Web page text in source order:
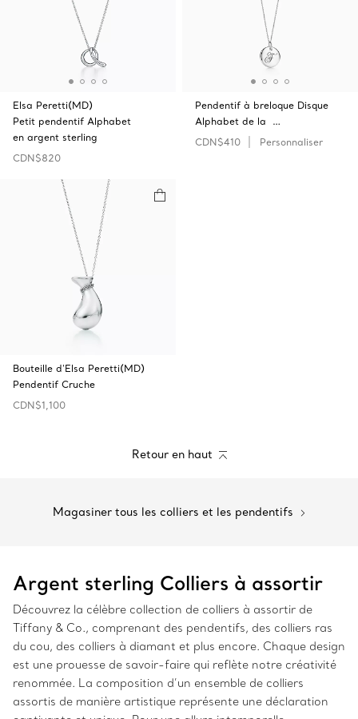
Elsa Peretti(MD)
Petit pendentif Alphabet
en argent sterling
CDN$820
Pendentif à breloque Disque
Alphabet de la …
CDN$410
Personnaliser
Bouteille d'Elsa Peretti(MD)
Pendentif Cruche
CDN$1,100
Retour en haut
Magasiner tous les colliers et les pendentifs
Argent sterling Colliers à assortir
Découvrez la célèbre collection de colliers à assortir de
Tiffany & Co., comprenant des pendentifs, des colliers ras
du cou, des colliers à diamant et plus encore. Chaque design
est une prouesse de savoir-faire qui reflète notre créativité
renommée. La composition d’un ensemble de colliers
assortis de manière artistique représente une déclaration